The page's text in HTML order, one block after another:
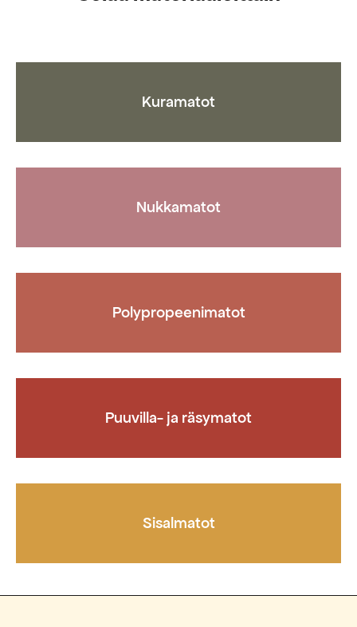
Kuramatot
Nukkamatot
Polypropeenimatot
Puuvilla- ja räsymatot
Sisalmatot